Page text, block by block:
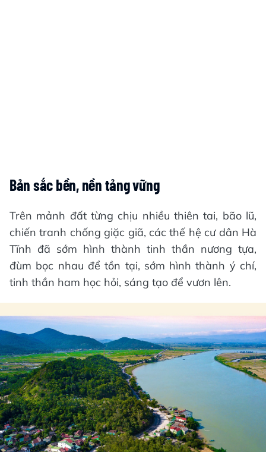
Bản sắc bền, nền tảng vững
Trên mảnh đất từng chịu nhiều thiên tai, bão lũ,
chiến tranh chống giặc giã, các thế hệ cư dân Hà
Tĩnh đã sớm hình thành tinh thần nương tựa,
đùm bọc nhau để tồn tại, sớm hình thành ý chí,
tinh thần ham học hỏi, sáng tạo để vươn lên.